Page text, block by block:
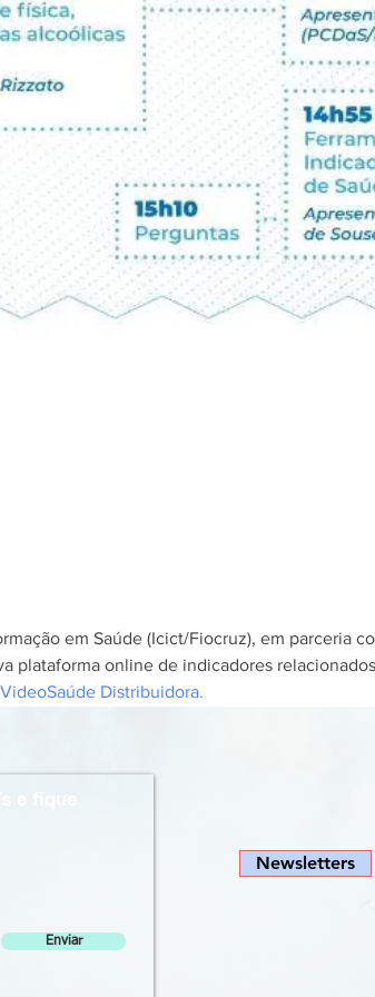
em Saúde (Icict/Fiocruz), em parceria
plataforma online de indicadores
VideoSaúde Distribuidora.
Enviar
Newsletters